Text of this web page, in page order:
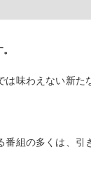
は味わえない新た
番組の多くは、引